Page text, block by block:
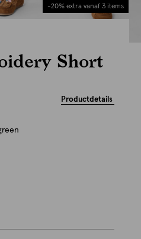
-20% extra vanaf 3 items
Short
Productdetails